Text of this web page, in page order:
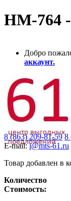
HM-764
Добро
аккаунт.
8 (863) 209-81-59 8
E-mail:i@mts-61.ru
Товар добавлен в
Количество
Стоимость: